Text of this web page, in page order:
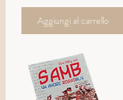
Aggiungi al carrello